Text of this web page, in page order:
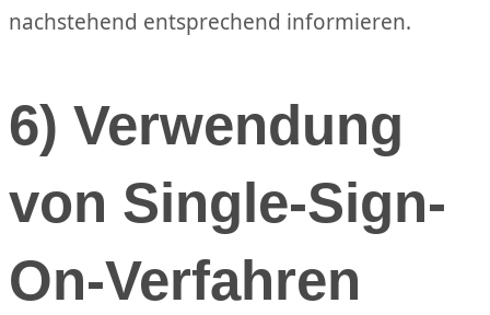
nachstehend entsprechend informieren.
6) Verwendung
von Single-Sign-
On-Verfahren